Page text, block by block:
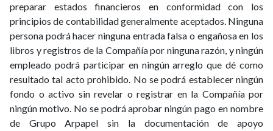
preparar estados financieros en conformidad con los
principios de contabilidad generalmente aceptados. Ninguna
persona podrá hacer ninguna entrada falsa o engañosa en los
libros y registros de la Compañía por ninguna razón, y ningún
empleado podrá participar en ningún arreglo que dé como
resultado tal acto prohibido. No se podrá establecer ningún
fondo o activo sin revelar o registrar en la Compañía por
ningún motivo. No se podrá aprobar ningún pago en nombre
de Grupo Arpapel sin la documentación de apoyo